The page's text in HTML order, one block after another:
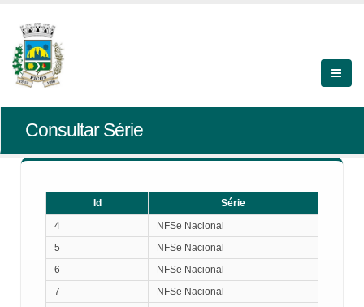
Consultar Série
Id
Série
Série
4
NFSe Nacional
5
NFSe Nacional
6
NFSe Nacional
7
NFSe Nacional